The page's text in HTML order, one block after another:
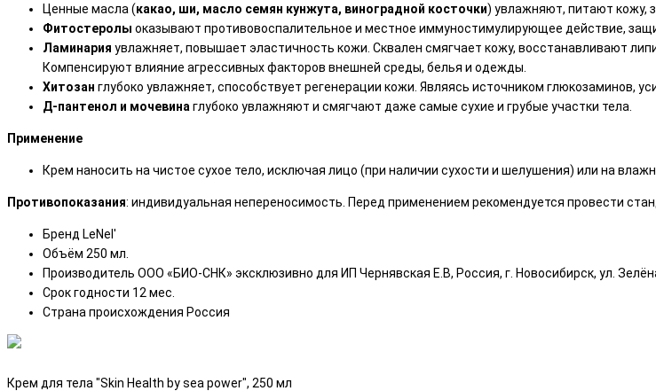
Ценные масла (какао, ши, масло семян кунжута, виноградной косточки) увлажняют, питают кожу,
Фитостеролы оказывают противовоспалительное и местное иммуностимулирующее действие,
Ламинария увлажняет, повышает эластичность кожи. Сквален смягчает кожу, восстанавливают
Компенсируют влияние агрессивных факторов внешней среды, белья и одежды.
Хитозан глубоко увлажняет, способствует регенерации кожи. Являясь источником глюкозаминов,
Д-пантенол и мочевина глубоко увлажняют и смягчают даже самые сухие и грубые участки тела.
Применение
Крем наносить на чистое сухое тело, исключая лицо (при наличии сухости и шелушения) или на
Противопоказания: индивидуальная непереносимость. Перед применением рекомендуется провести
Бренд LeNel'
Объём 250 мл.
Производитель ООО «БИО-СНК» эксклюзивно для ИП Чернявская Е.В, Россия, г. Новосибирск, ул.
Срок годности 12 мес.
Страна происхождения Россия
Крем для тела "Skin Health by sea power", 250 мл